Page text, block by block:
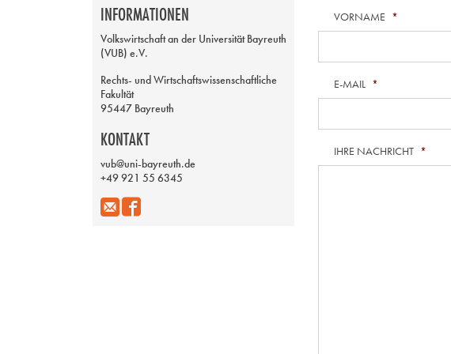
INFORMATIONEN
Volkswirtschaft an der Universität Bayreuth
(VUB) e.V.
Rechts- und Wirtschaftswissenschaftliche
Fakultät
95447 Bayreuth
KONTAKT
vub@uni-bayreuth.de
+49 921 55 6345
VORNAME *
E-MAIL *
IHRE NACHRICHT *